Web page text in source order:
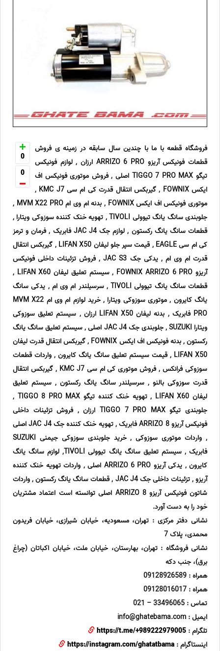
0
0
فروشگاه قطعه با ما با چندین سال سابقه در زمینه ی فروش
قطعات فونیکس آریزو ARRIZO 6 PRO ارزان , لوازم فونیکس
تیگو TIGGO 7 PRO MAX اصلی , فروش موتوری فونیکس اف
ایکس FOWNIX , گیربکس انتقال قدرت کی ام سی KMC J7 ,
موتوری فونیکس اف ایکس FOWNIX , بدنه ام وی ام MVM X22 PRO ,
جلوبندی سانگ یانگ تیوولی TIVOLI , تهویه خنک کننده سوزوکی ویتارا ,
قطعات سانگ یانگ رکستون , لوازم جک JAC J4 فابریک , فرمان و ترمز
کی ام سی EAGLE , قیمت سپر جلو لیفان LIFAN X50 , گیربکس انتقال
قدرت ام وی ام , یدکی جک JAC S3 , فروش تزئینات داخلی فونیکس
آریزو FOWNIX ARRIZO 6 PRO , سیستم تعلیق لیفان LIFAN X60 ,
قطعات سانگ یانگ تیوولی TIVOLI , سرسیلندر ام وی ام , یدکی سانگ
یانگ کایرون , موتوری سوزوکی ویتارا , خرید لوازم ام وی ام MVM X22
PRO فابریک , بدنه لیفان LIFAN X50 ارزان , سیستم تعلیق سوزوکی
ویتارا SUZUKI , جلوبندی جک JAC J4 اصلی , سیستم تعلیق سانگ یانگ
رکستون , بدنه فونیکس اف ایکس FOWNIX , گیربکس انتقال قدرت لیفان
LIFAN X50 , قیمت سیستم تعلیق سانگ یانگ کایرون , واردات قطعات
سوزوکی فرانکس , فروش موتوری کی ام سی KMC J7 , گیربکس انتقال
قدرت سوزوکی بالنو , سرسیلندر سانگ یانگ رکستون , سیستم تعلیق
لیفان LIFAN X60 , تهویه خنک کننده تیگو TIGGO 8 PRO MAX ,
جلوبندی تیگو TIGGO 7 PRO MAX ارزان , فروش تزئینات داخلی
فونیکس آریزو ARRIZO 8 فابریک , تهویه خنک کننده جک JAC J4 اصلی
, واردات موتوری سوزوکی , خرید جلوبندی سوزوکی جیمنی SUZUKI
فابریک , سیستم تعلیق سانگ یانگ تیوولی TIVOLI, لوازم سانگ یانگ
کایرون , یدکی آریزو ARRIZO 6 PRO اصلی , واردات تهویه خنک کننده
آریزو , تزئینات داخلی جک JAC J4 , قطعات سانگ یانگ رکستون , واردات
شاتون فونیکس آریزو ARRIZO 8 اصلی توانسته است اعتماد مشتریان
خود را به دست آورد.
نشانی دفتر مرکزی : تهران، مسعودیه، خیابان شیرازی، خیابان فریدون
محمدی، پلاک 7
نشانی فروشگاه : تهران، بهارستان، خیابان ملت، خیابان اکباتان (چراغ
برق)، جنب دکه
همراه : 09128926589
همراه : 09128016017
تماس : 33496065 – 021
ایمیل : info@ghatebama.com
تلگرام : https://t.me/+989222979005
اینستاگرام : https://instagram.com/ghatatbama